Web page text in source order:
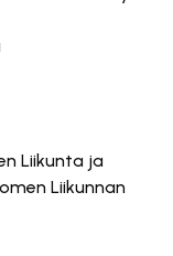
Liikunta ja
Liikunnan